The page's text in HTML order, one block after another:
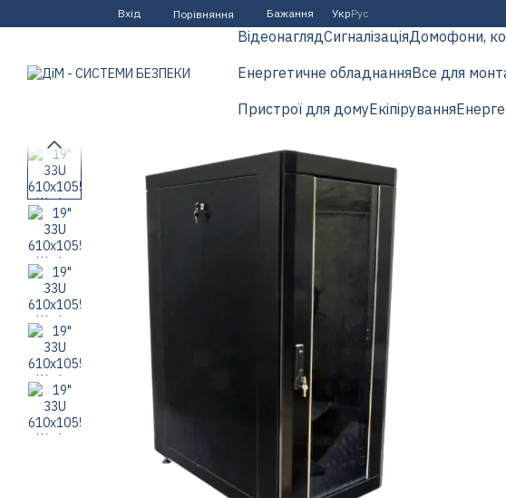
Перейти до основного контенту
Вхід Порівняння Бажання УкрРус
ВідеонаглядСигналізаціяДомофони,
Енергетичне обладнанняВсе для
Пристрої для домуЕкіпірування